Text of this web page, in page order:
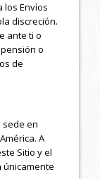
los Envíos
discreción.
ante ti o
o
de
sede en
A
Sitio y el
únicamente